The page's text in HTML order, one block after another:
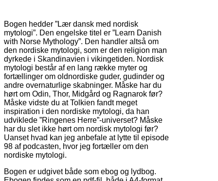
Bogen hedder ”Lær dansk med nordisk
mytologi”. Den engelske titel er ”Learn Danish
with Norse Mythology”. Den handler altså om
den nordiske mytologi, som er den religion man
dyrkede i Skandinavien i vikingetiden. Nordisk
mytologi består af en lang række myter og
fortællinger om oldnordiske guder, gudinder og
andre overnaturlige skabninger. Måske har du
hørt om Odin, Thor, Midgård og Ragnarok før?
Måske vidste du at Tolkien fandt meget
inspiration i den nordiske mytologi, da han
udviklede ”Ringenes Herre”-universet? Måske
har du slet ikke hørt om nordisk mytologi før?
Uanset hvad kan jeg anbefale at lytte til episode
98 af podcasten, hvor jeg fortæller om den
nordiske mytologi.
Bogen er udgivet både som ebog og lydbog.